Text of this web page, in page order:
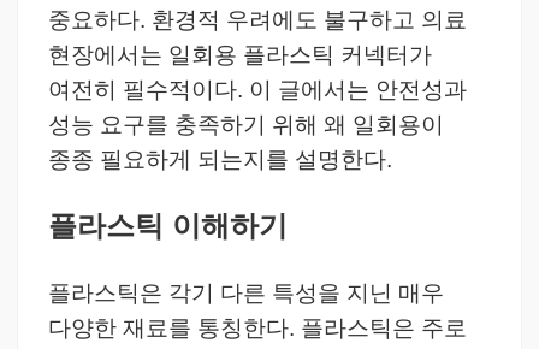
중요하다. 환경적 우려에도 불구하고 의료
현장에서는 일회용 플라스틱 커넥터가
여전히 필수적이다. 이 글에서는 안전성과
성능 요구를 충족하기 위해 왜 일회용이
종종 필요하게 되는지를 설명한다.
플라스틱 이해하기
플라스틱은 각기 다른 특성을 지닌 매우
다양한 재료를 통칭한다. 플라스틱은 주로